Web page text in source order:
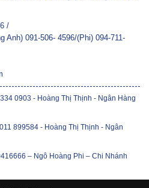
/
Anh) 091-506- 4596/(Phi) 094-711-
0903 - Hoàng Thị Thịnh - Ngân Hàng
899584 - Hoàng Thị Thịnh - Ngân
– Ngô Hoàng Phi – Chi Nhánh